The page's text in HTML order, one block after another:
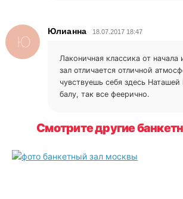
Юлианна 18.07.2017 18:47
Лаконичная классика от начала
зал отличается отличной
чувствуешь себя здесь
балу, так все феерично.
Смотрите другие